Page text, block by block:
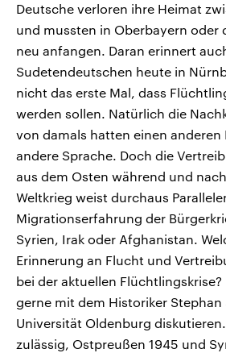
Deutsche verloren ihre Heimat
und mussten in Oberbayern oder
neu anfangen. Daran erinnert
Sudetendeutschen heute in
nicht das erste Mal, dass
werden sollen. Natürlich die
von damals hatten einen anderen
andere Sprache. Doch die
aus dem Osten während und
Weltkrieg weist durchaus
Migrationserfahrung der
Syrien, Irak oder Afghanistan.
Erinnerung an Flucht und
bei der aktuellen Flüchtlingskrise?
gerne mit dem Historiker Stephan
Universität Oldenburg
zulässig, Ostpreußen 1945 und